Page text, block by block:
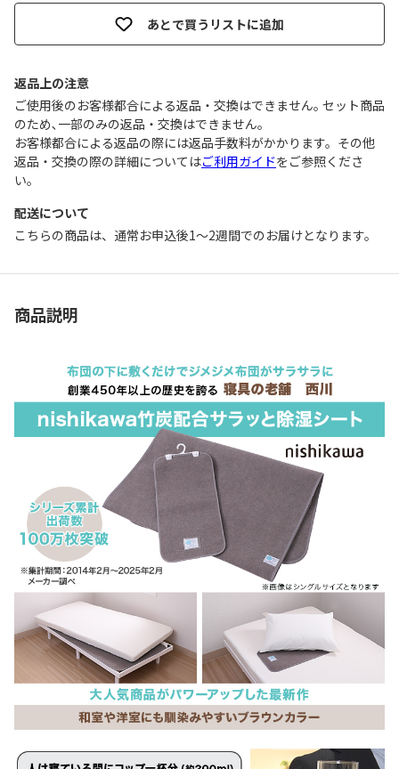
あとで買うリストに追加
返品上の注意
ご使用後のお客様都合による返品・交換はできません｡ セット商品
のため､一部のみの返品・交換はできません｡
お客様都合による返品の際には返品手数料がかかります。その他
返品・交換の際の詳細についてはご利用ガイドをご参照くださ
い。
配送について
こちらの商品は、通常お申込後1～2週間でのお届けとなります。
商品説明